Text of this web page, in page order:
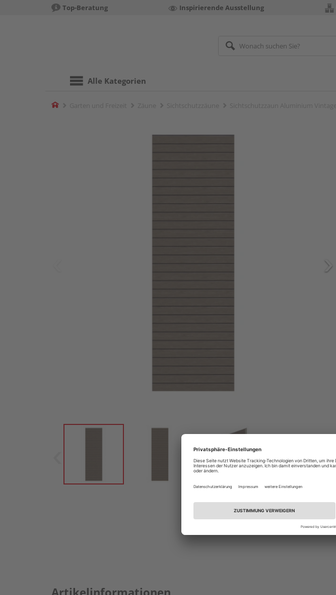
Top-Beratung Inspirierende Ausstellung
Alle Kategorien
Home
Artikelinformationen